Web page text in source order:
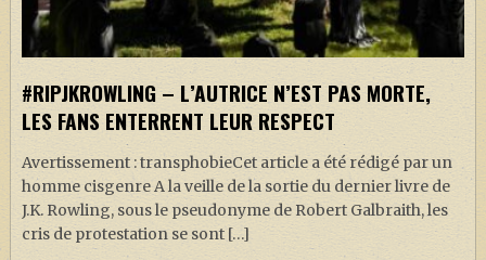
#RIPJKROWLING – L’AUTRICE N’EST PAS MORTE,
LES FANS ENTERRENT LEUR RESPECT
Avertissement : transphobieCet article a été rédigé par un
homme cisgenre A la veille de la sortie du dernier livre de
J.K. Rowling, sous le pseudonyme de Robert Galbraith, les
cris de protestation se sont […]